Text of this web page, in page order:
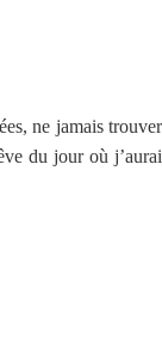
ne jamais
du jour où